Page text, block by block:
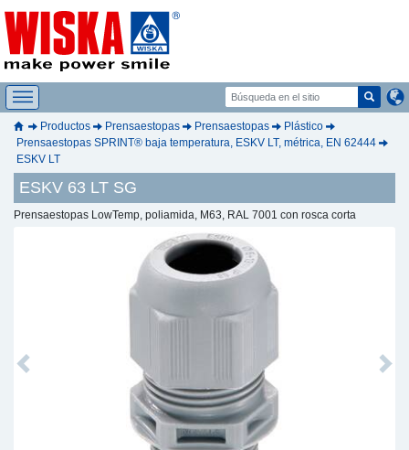
Productos Prensaestopas Prensaestopas
Plástico
Prensaestopas SPRINT® baja temperatura, ESKV LT, métrica, EN 62444
ESKV LT
ESKV 63 LT SG
Prensaestopas LowTemp, poliamida, M63, RAL 7001 con rosca corta
Previous Next